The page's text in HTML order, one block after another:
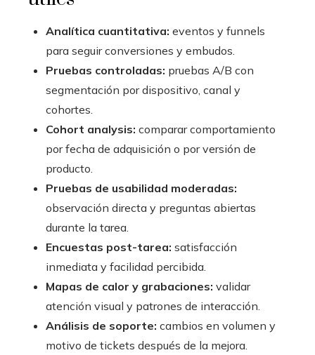
Analítica cuantitativa: eventos y funnels
para seguir conversiones y embudos.
Pruebas controladas: pruebas A/B con
segmentación por dispositivo, canal y
cohortes.
Cohort analysis: comparar comportamiento
por fecha de adquisición o por versión de
producto.
Pruebas de usabilidad moderadas:
observación directa y preguntas abiertas
durante la tarea.
Encuestas post-tarea: satisfacción
inmediata y facilidad percibida.
Mapas de calor y grabaciones: validar
atención visual y patrones de interacción.
Análisis de soporte: cambios en volumen y
motivo de tickets después de la mejora.